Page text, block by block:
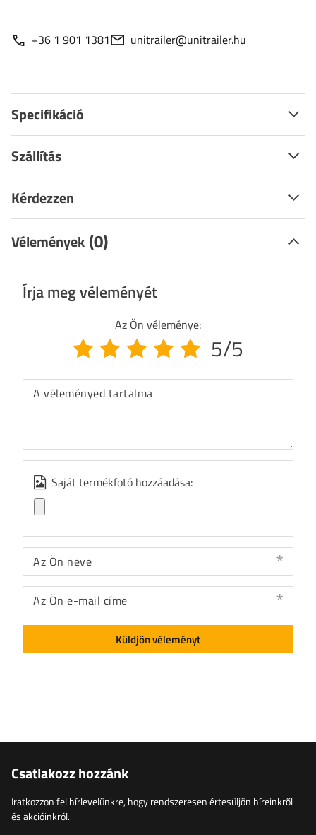
+36 1 901 1381 unitrailer@unitrailer.hu
Specifikáció
Szállítás
Kérdezzen
Vélemények (0)
Írja meg véleményét
Az Ön véleménye:
5/5
A véleményed tartalma
Saját termékfotó hozzáadása:
Az Ön neve
Az Ön e-mail címe
Küldjön véleményt
Csatlakozz hozzánk
Iratkozzon fel hírlevelünkre, hogy rendszeresen értesüljön híreinkről
és akcióinkról.